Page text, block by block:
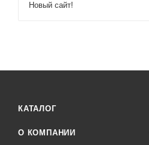
Новый сайт!
КАТАЛОГ
О КОМПАНИИ